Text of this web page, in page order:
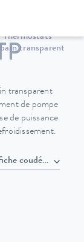
Thermostats
transparent
transparent
de pompe
de puissance
avec fiche coudée (BS1363)